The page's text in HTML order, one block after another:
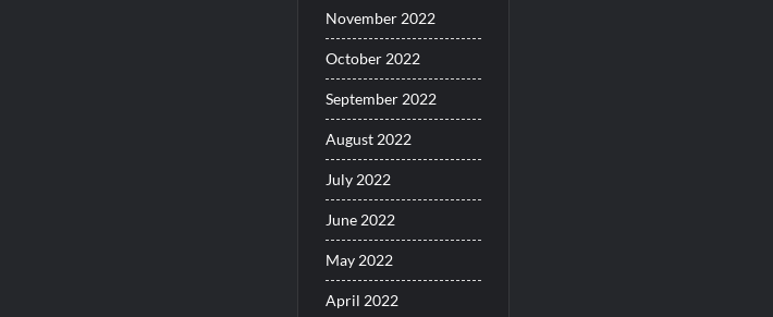
November 2022
October 2022
September 2022
August 2022
July 2022
June 2022
May 2022
April 2022